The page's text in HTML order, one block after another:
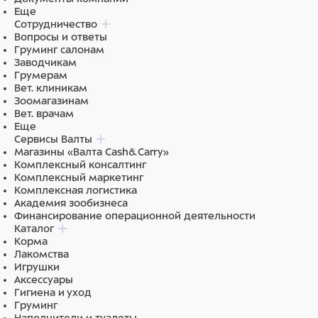
Объем (ед) - 0.09792 м³
Основные характеристики
Цвет корпуса - Белый
ЖК -дисплей - Да
Колесные опоры - Да
Материал корпуса - Пластик
Пульт ДУ - Да
Ручки для переноски - Да
Еще
Сотрудничество
Вопросы и ответы
Груминг салонам
Заводчикам
Грумерам
Вет. клиникам
Зоомагазинам
Вет. врачам
Еще
Сервисы Валты
Магазины «Валта Cash&Carry»
Комплексный консалтинг
Комплексный маркетинг
Комплексная логистика
Академия зообизнеса
Финансирование операционной деятельности
Каталог
Корма
Лакомства
Игрушки
Аксессуары
Гигиена и уход
Груминг